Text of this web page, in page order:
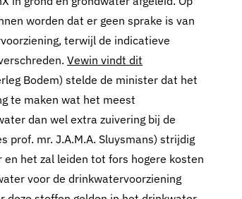
worden dat er geen sprake is van
terwijl de indicatieve
Vewin vindt dit
Bodem) stelde de minister dat het
te maken wat het meest
dan wel extra zuivering bij de
prof. mr. J.A.M.A. Sluysmans) strijdig
het zal leiden tot fors hogere kosten
voor de drinkwatervoorziening